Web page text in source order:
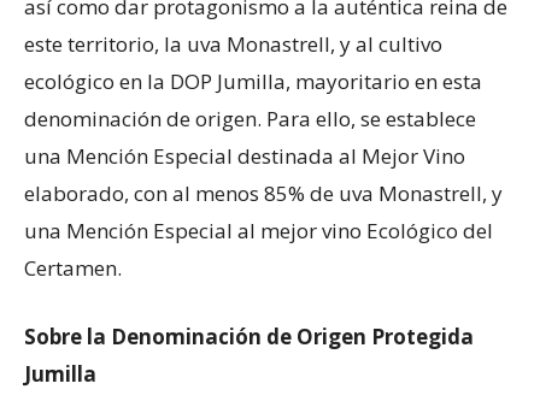
así como dar protagonismo a la auténtica reina de
este territorio, la uva Monastrell, y al cultivo
ecológico en la DOP Jumilla, mayoritario en esta
denominación de origen. Para ello, se establece
una Mención Especial destinada al Mejor Vino
elaborado, con al menos 85% de uva Monastrell, y
una Mención Especial al mejor vino Ecológico del
Certamen.
Sobre la Denominación de Origen Protegida
Jumilla